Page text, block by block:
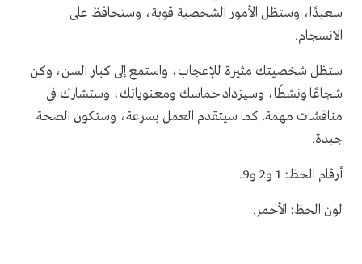
سعيدًا، وستظل الأمور الشخصية قوية، وستحافظ على
الانسجام.
ستظل شخصيتك مثيرة للإعجاب، واستمع إلى كبار السن، وكن
شجاعًا ونشطًا، وسيزداد حماسك ومعنوياتك، وستشارك في
مناقشات مهمة. كما سيتقدم العمل بسرعة، وستكون الصحة
جيدة.
أرقام الحظ: 1 و2 و9.
لون الحظ: الأحمر.